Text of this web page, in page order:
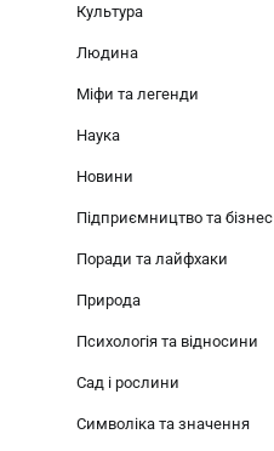
Культура
Людина
Міфи та легенди
Наука
Новини
Підприємництво та бізнес
Поради та лайфхаки
Природа
Психологія та відносини
Сад і рослини
Символіка та значення